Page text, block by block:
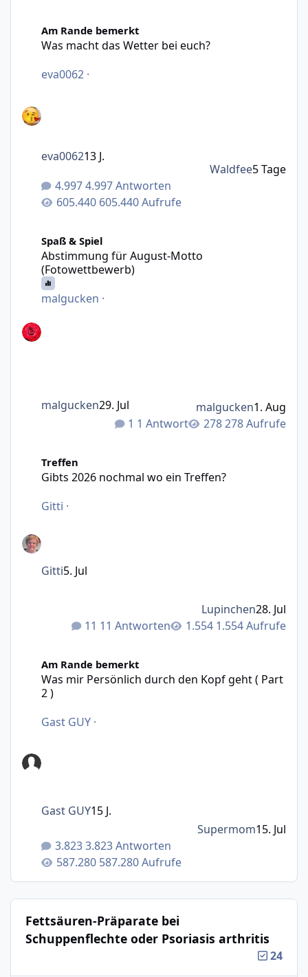
Am Rande bemerkt
Was macht das Wetter bei euch?
eva0062 ·
4.997 Antworten
605.440 Aufrufe
eva006213 J.
Waldfee5 Tage
Spaß & Spiel
Abstimmung für August-Motto
(Fotowettbewerb)
malgucken ·
1 Antwort 278 Aufrufe
malgucken29. Jul malgucken1. Aug
Treffen
Gibts 2026 nochmal wo ein Treffen?
Gitti ·
11 Antworten 1.554 Aufrufe
Gitti5. Jul
Lupinchen28. Jul
Am Rande bemerkt
Was mir Persönlich durch den Kopf geht ( Part
2 )
Gast GUY ·
3.823 Antworten
587.280 Aufrufe
Gast GUY15 J.
Supermom15. Jul
Fettsäuren-Präparate bei
Schuppenflechte oder Psoriasis arthritis
24